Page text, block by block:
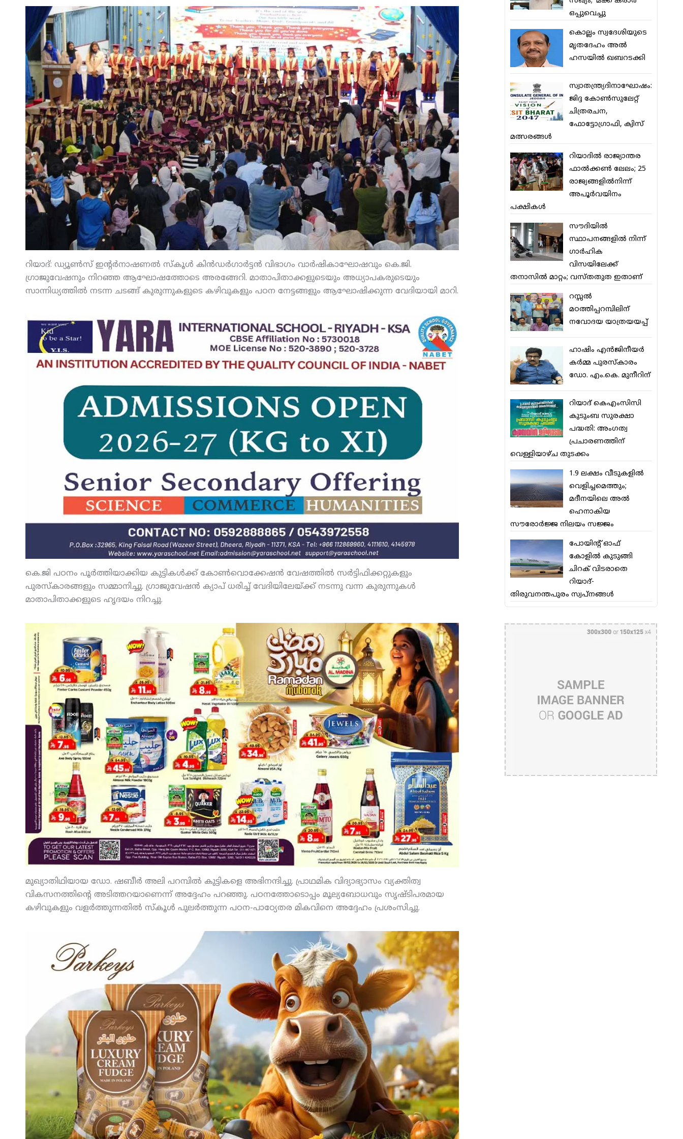
റിയാദ്: ഡ്യൂണ്‍സ് ഇന്റര്‍നാഷണല്‍ സ്‌കൂള്‍ കിന്‍ഡര്‍ഗാര്‍ട്ടന്‍ വിഭാഗം വാര്‍ഷികാഘോഷവും കെ.ജി.
ഗ്രാജുവേഷനും നിറഞ്ഞ ആഘോഷത്തോടെ അരങ്ങേറി. മാതാപിതാക്കളുടെയും അധ്യാപകരുടെയും
സാന്നിധ്യത്തില്‍ നടന്ന ചടങ്ങ് കുരുന്നുകളുടെ കഴിവുകളും പഠന നേട്ടങ്ങളും ആഘോഷിക്കുന്ന വേദിയായി മാറി.
കെ.ജി പഠനം പൂര്‍ത്തിയാക്കിയ കുട്ടികള്‍ക്ക് കോണ്‍വൊക്കേഷന്‍ വേഷത്തില്‍ സര്‍ട്ടിഫിക്കറ്റുകളും
പുരസ്‌കാരങ്ങളും സമ്മാനിച്ചു. ഗ്രാജുവേഷന്‍ ക്യാപ് ധരിച്ച് വേദിയിലേയ്ക്ക് നടന്നു വന്ന കുരുന്നുകള്‍
മാതാപിതാക്കളുടെ ഹൃദയം നിറച്ചു.
മുഖ്യാതിഥിയായ ഡോ. ഷബീര്‍ അലി പറമ്പില്‍ കുട്ടികളെ അഭിനന്ദിച്ചു. പ്രാഥമിക വിദ്യാഭ്യാസം വ്യക്തിത്വ
വികസനത്തിന്റെ അടിത്തറയാണെന്ന് അദ്ദേഹം പറഞ്ഞു. പഠനത്തോടൊപ്പം മൂല്യബോധവും സൃഷ്ടിപരമായ
കഴിവുകളും വളര്‍ത്തുന്നതില്‍ സ്‌കൂള്‍ പുലര്‍ത്തുന്ന പഠന-പാഠ്യേതര മികവിനെ അദ്ദേഹം പ്രശംസിച്ചു.
ഒപ്പുവെച്ചു
കൊല്ലം സ്വദേശിയുടെ
മൃതദേഹം അല്‍
ഹസയില്‍ ഖബറടക്കി
സ്വാതന്ത്ര്യദിനാഘോഷം:
ജിദ്ദ കോണ്‍സുലേറ്റ്
ചിത്രരചന,
ഫോട്ടോഗ്രാഫി, ക്വിസ്
മത്സരങ്ങള്‍
റിയാദില്‍ രാജ്യാന്തര
ഫാല്‍ക്കണ്‍ ലേലം; 25
രാജ്യങ്ങളില്‍നിന്ന്
അപൂര്‍വയിനം
പക്ഷികള്‍
സൗദിയില്‍
സ്ഥാപനങ്ങളില്‍ നിന്ന്
ഗാര്‍ഹിക
വിസയിലേക്ക്
തനാസില്‍ മാറ്റം; വസ്തതുത ഇതാണ്
റസ്സല്‍
മഠത്തിപ്പറമ്പിലിന്
നവോദയ യാത്രയയപ്പ്
ഹാഷിം എന്‍ജിനീയര്‍
കര്‍മ്മ പുരസ്‌കാരം
ഡോ. എം.കെ. മുനീറിന്
റിയാദ് കെഎംസിസി
കുടുംബ സുരക്ഷാ
പദ്ധതി: അംഗത്വ
പ്രചാരണത്തിന്
വെള്ളിയാഴ്ച തുടക്കം
1.9 ലക്ഷം വീടുകളില്‍
വെളിച്ചമെത്തും;
മദീനയിലെ അല്‍
ഹെനാകിയ
സൗരോര്‍ജ്ജ നിലയം സജ്ജം
പോയിന്റ് ഓഫ്
കോളില്‍ കുടുങ്ങി
ചിറക് വിടരാതെ
റിയാദ്-
തിരുവനന്തപുരം സ്വപ്നങ്ങള്‍